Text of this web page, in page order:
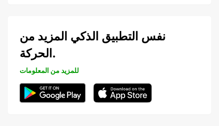
نفس التطبيق الذكي المزيد من
الحركة.
للمزيد من المعلومات